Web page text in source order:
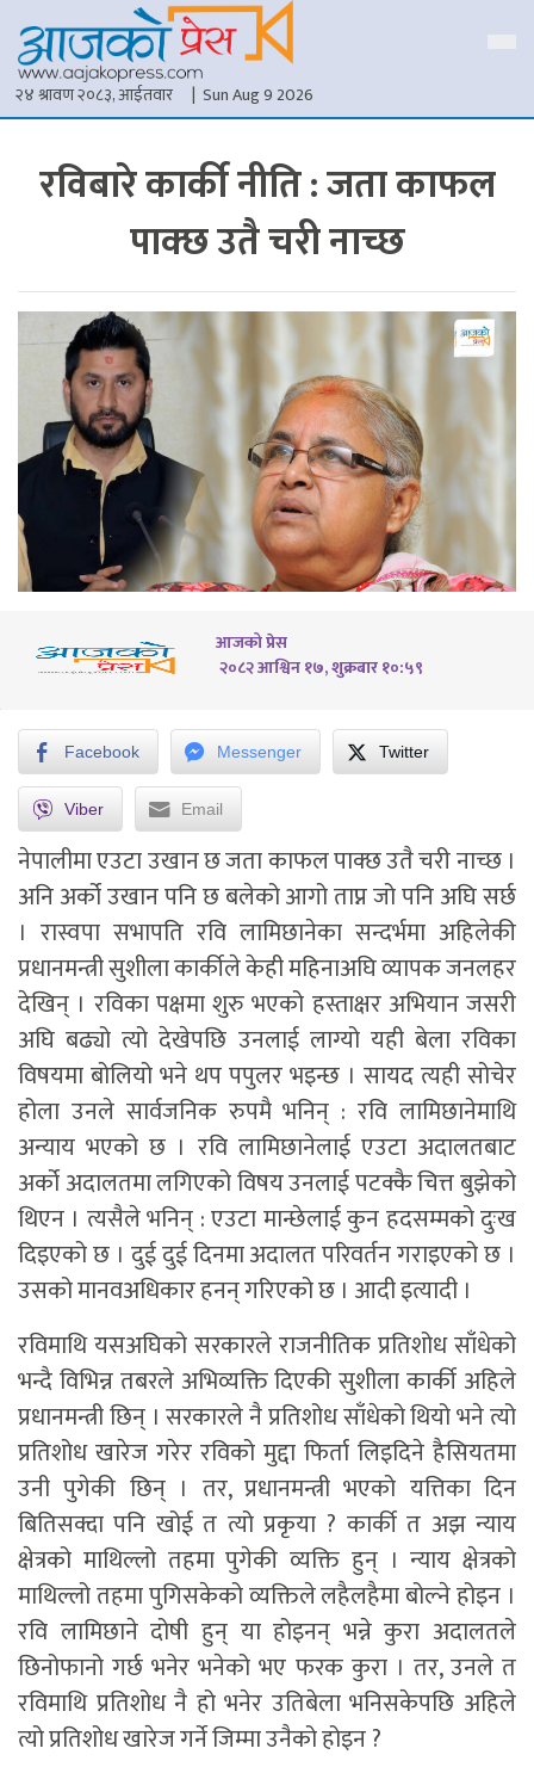
२४ श्रावण २०८३, आईतवार | Sun Aug 9 2026
रविबारे कार्की नीति : जता काफल
पाक्छ उतै चरी नाच्छ
आजको प्रेस
२०८२ आश्विन १७, शुक्रबार १०:५९
Facebook Messenger Twitter
Viber Email
नेपालीमा एउटा उखान छ जता काफल पाक्छ उतै चरी नाच्छ ।
अनि अर्को उखान पनि छ बलेको आगो ताप्न जो पनि अघि सर्छ
। रास्वपा सभापति रवि लामिछानेका सन्दर्भमा अहिलेकी
प्रधानमन्त्री सुशीला कार्कीले केही महिनाअघि व्यापक जनलहर
देखिन् । रविका पक्षमा शुरु भएको हस्ताक्षर अभियान जसरी
अघि बढ्यो त्यो देखेपछि उनलाई लाग्यो यही बेला रविका
विषयमा बोलियो भने थप पपुलर भइन्छ । सायद त्यही सोचेर
होला उनले सार्वजनिक रुपमै भनिन् : रवि लामिछानेमाथि
अन्याय भएको छ । रवि लामिछानेलाई एउटा अदालतबाट
अर्को अदालतमा लगिएको विषय उनलाई पटक्कै चित्त बुझेको
थिएन । त्यसैले भनिन् : एउटा मान्छेलाई कुन हदसम्मको दुःख
दिइएको छ । दुई दुई दिनमा अदालत परिवर्तन गराइएको छ ।
उसको मानवअधिकार हनन् गरिएको छ । आदी इत्यादी ।
रविमाथि यसअघिको सरकारले राजनीतिक प्रतिशोध साँधेको
भन्दै विभिन्न तबरले अभिव्यक्ति दिएकी सुशीला कार्की अहिले
प्रधानमन्त्री छिन् । सरकारले नै प्रतिशोध साँधेको थियो भने त्यो
प्रतिशोध खारेज गरेर रविको मुद्दा फिर्ता लिइदिने हैसियतमा
उनी पुगेकी छिन् । तर, प्रधानमन्त्री भएको यत्तिका दिन
बितिसक्दा पनि खोई त त्यो प्रकृया ? कार्की त अझ न्याय
क्षेत्रको माथिल्लो तहमा पुगेकी व्यक्ति हुन् । न्याय क्षेत्रको
माथिल्लो तहमा पुगिसकेको व्यक्तिले लहैलहैमा बोल्ने होइन ।
रवि लामिछाने दोषी हुन् या होइनन् भन्ने कुरा अदालतले
छिनोफानो गर्छ भनेर भनेको भए फरक कुरा । तर, उनले त
रविमाथि प्रतिशोध नै हो भनेर उतिबेला भनिसकेपछि अहिले
त्यो प्रतिशोध खारेज गर्ने जिम्मा उनैको होइन ?